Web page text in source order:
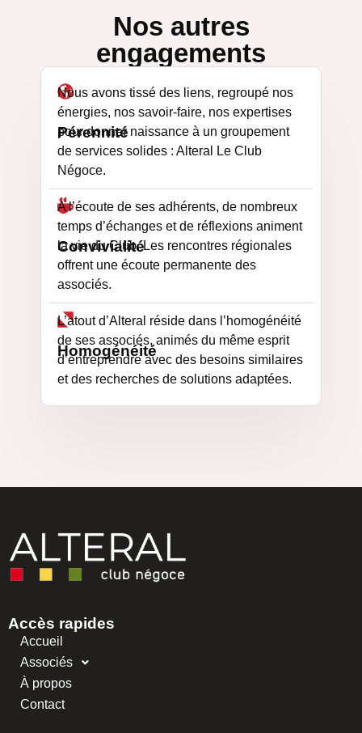
Nos autres
engagements
Pérennité
Nous avons tissé des liens, regroupé nos
énergies, nos savoir-faire, nos expertises
pour donner naissance à un groupement
de services solides : Alteral Le Club
Négoce. ​
Convivialité
A l’écoute de ses adhérents, de nombreux
temps d’échanges et de réflexions animent
la vie du Club. Les rencontres régionales
offrent une écoute permanente des
associés.
Homogénéité
L’atout d’Alteral réside dans l’homogénéité
de ses associés, animés du même esprit
d’entreprendre avec des besoins similaires
et des recherches de solutions adaptées.
Accès rapides
Accueil
Associés
À propos
Contact